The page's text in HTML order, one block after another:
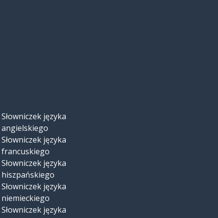
Słowniczek języka
angielskiego
Słowniczek języka
francuskiego
Słowniczek języka
hiszpańskiego
Słowniczek języka
niemieckiego
Słowniczek języka